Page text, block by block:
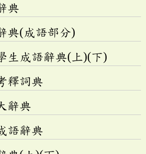
典
典(成語部分)
生成語辭典(上)(下)
釋詞典
辭典
語辭典